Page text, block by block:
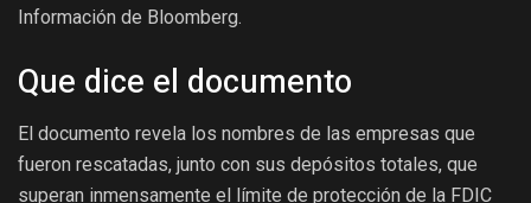
Información de Bloomberg.
Que dice el documento
El documento revela los nombres de las empresas que
fueron rescatadas, junto con sus depósitos totales, que
superan inmensamente el límite de protección de la FDIC